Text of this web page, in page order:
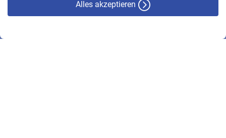
Alles akzeptieren
© VBL 2026